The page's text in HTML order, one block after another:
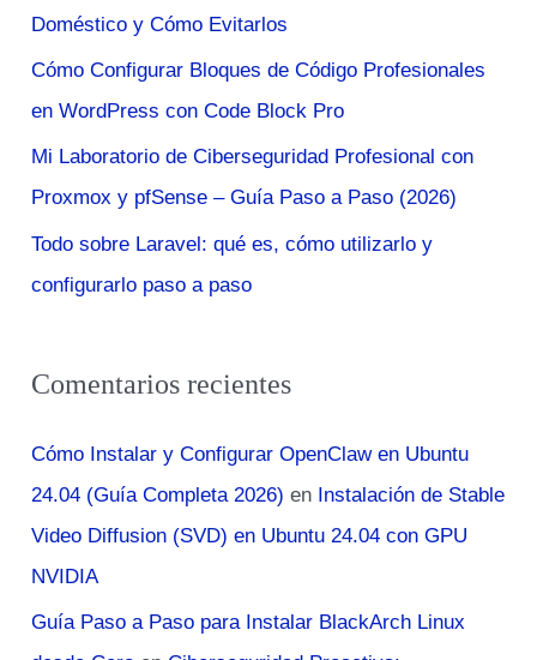
o
r
:
Doméstico y Cómo Evitarlos
Cómo Configurar Bloques de Código Profesionales
en WordPress con Code Block Pro
Mi Laboratorio de Ciberseguridad Profesional con
Proxmox y pfSense – Guía Paso a Paso (2026)
Todo sobre Laravel: qué es, cómo utilizarlo y
configurarlo paso a paso
Comentarios recientes
Cómo Instalar y Configurar OpenClaw en Ubuntu
24.04 (Guía Completa 2026) en Instalación de Stable
Video Diffusion (SVD) en Ubuntu 24.04 con GPU
NVIDIA
Guía Paso a Paso para Instalar BlackArch Linux